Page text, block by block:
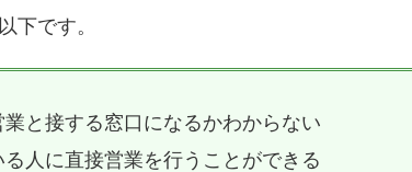
下です。
と接する窓口になるかわからない
人に直接営業を行うことができる